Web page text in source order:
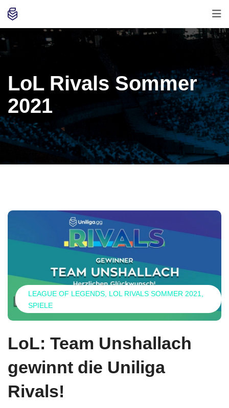
LoL Rivals Sommer
2021
LEAGUE OF LEGENDS LOL RIVALS SOMMER 2021
SPIELE
LoL: Team Unshallach
gewinnt die Uniliga
Rivals!